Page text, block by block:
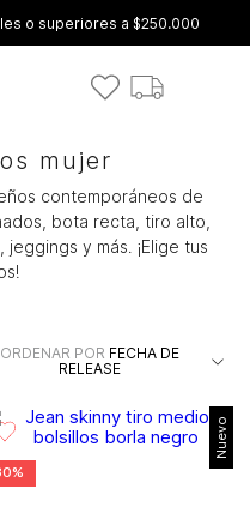
o superiores a $250.000
mujer
contemporáneos de
bota recta, tiro alto,
y más. ¡Elige tus
ORDENAR POR FECHA DE
RELEASE
Nuevo